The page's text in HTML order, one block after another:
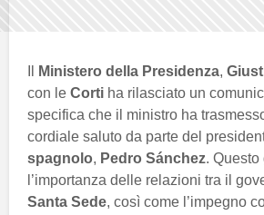
Ministero della Presidenza,
con le Corti ha rilasciato un
specifica che il ministro ha
cordiale saluto da parte del
spagnolo, Pedro Sánchez. Questo
l’importanza delle relazioni tra il
Santa Sede, così come l’impegno